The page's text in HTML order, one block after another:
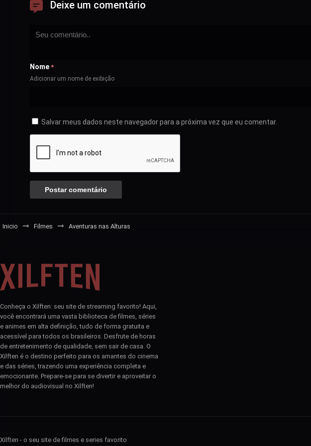
Deixe um comentário
Nome *
Adicionar um nome de exibição
Salvar meus dados neste navegador para a próxima vez que eu comentar.
Inicio Filmes Aventuras nas Alturas
Conheça o Xilften: seu site de streaming favorito! Aqui,
você encontrará uma vasta biblioteca de filmes, séries
e animes em alta definição, tudo de forma gratuita e
acessível para todos os brasileiros. Desfrute de horas
de entretenimento de qualidade, sem sair de casa. O
Xilften é o destino perfeito para os amantes do cinema
e das séries, trazendo uma experiência completa e
emocionante. Prepare-se para se divertir e aproveitar o
melhor do audiovisual no Xilften!
Xilften - o seu site de filmes e series favorito